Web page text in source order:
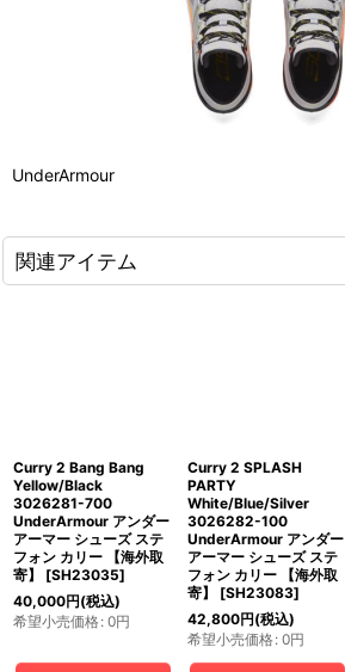
UnderArmour
関連アイテム
Curry 2 Bang Bang
Yellow/Black
3026281-700
UnderArmour アンダー
アーマー シューズ ステ
フォン カリー 【海外取
寄】
[SH23035]
40,000円(税込)
希望小売価格: 0円
Curry 2 SPLASH
PARTY
White/Blue/Silver
3026282-100
UnderArmour アンダー
アーマー シューズ ステ
フォン カリー 【海外取
寄】
[SH23083]
42,800円(税込)
希望小売価格: 0円